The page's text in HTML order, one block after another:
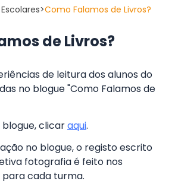
>Como Falamos de Livros?
de Livros?
de leitura dos alunos do
no blogue "Como Falamos de
clicaraqui.
no blogue, o registo escrito
fotografia é feito nos
cada turma.